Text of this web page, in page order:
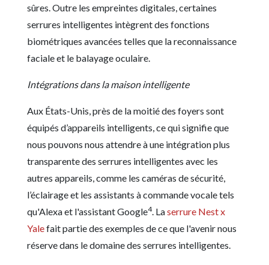
sûres. Outre les empreintes digitales, certaines
serrures intelligentes intègrent des fonctions
biométriques avancées telles que la reconnaissance
faciale et le balayage oculaire.
Intégrations dans la maison intelligente
Aux États-Unis, près de la moitié des foyers sont
équipés d’appareils intelligents, ce qui signifie que
nous pouvons nous attendre à une intégration plus
transparente des serrures intelligentes avec les
autres appareils, comme les caméras de sécurité,
l’éclairage et les assistants à commande vocale tels
qu'Alexa et l'assistant Google4. Laserrure Nest x
Yalefait partie des exemples de ce que l'avenir nous
réserve dans le domaine des serrures intelligentes.